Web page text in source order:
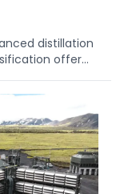
distillation
offer
energy